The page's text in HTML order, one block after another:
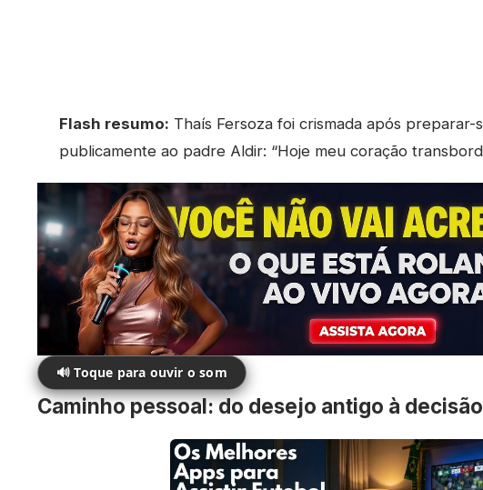
Flash resumo: Thaís Fersoza foi crismada após
publicamente ao padre Aldir: “Hoje meu coração
🔊 Toque para ouvir o som
Caminho pessoal: do desejo antigo à